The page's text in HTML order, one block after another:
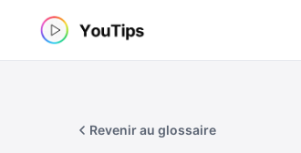
Revenir au glossaire